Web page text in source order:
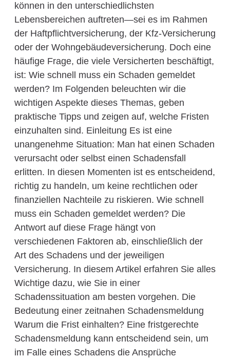
können in den unterschiedlichsten
Lebensbereichen auftreten—sei es im Rahmen
der Haftpflichtversicherung, der Kfz-Versicherung
oder der Wohngebäudeversicherung. Doch eine
häufige Frage, die viele Versicherten beschäftigt,
ist: Wie schnell muss ein Schaden gemeldet
werden? Im Folgenden beleuchten wir die
wichtigen Aspekte dieses Themas, geben
praktische Tipps und zeigen auf, welche Fristen
einzuhalten sind. Einleitung Es ist eine
unangenehme Situation: Man hat einen Schaden
verursacht oder selbst einen Schadensfall
erlitten. In diesen Momenten ist es entscheidend,
richtig zu handeln, um keine rechtlichen oder
finanziellen Nachteile zu riskieren. Wie schnell
muss ein Schaden gemeldet werden? Die
Antwort auf diese Frage hängt von
verschiedenen Faktoren ab, einschließlich der
Art des Schadens und der jeweiligen
Versicherung. In diesem Artikel erfahren Sie alles
Wichtige dazu, wie Sie in einer
Schadenssituation am besten vorgehen. Die
Bedeutung einer zeitnahen Schadensmeldung
Warum die Frist einhalten? Eine fristgerechte
Schadensmeldung kann entscheidend sein, um
im Falle eines Schadens die Ansprüche